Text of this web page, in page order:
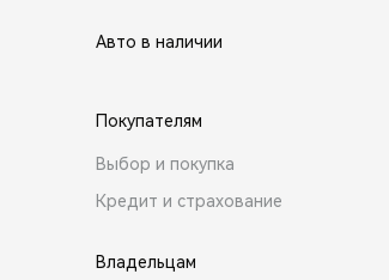
Авто в наличии
Покупателям
Выбор и покупка
Кредит и страхование
Владельцам